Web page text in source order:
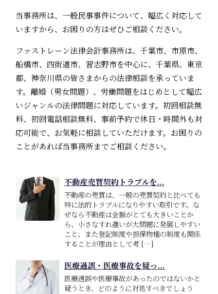
当事務所は、一般民事事件について、幅広く対応して
いますから、お困りの方はぜひご相談ください。
ファストレーン法律会計事務所は、千葉市、市原市、
船橋市、四街道市、習志野市を中心に、千葉県、東京
都、神奈川県の皆さまからの法律相談を承っていま
す。離婚（男女問題）、労働問題をはじめとして幅広
いジャンルの法律問題に対応しています。初回相談無
料、初回電話相談無料、事前予約で休日・時間外も対
応可能で、お気軽に相談していただけます。お困りの
ことがあれば当事務所までご相談ください。
不動産売買契約トラブルを...
不動産の売買は、一般の売買契約と比べても
特に法的トラブルになりやすい取引です。な
ぜなら不動産は金額がとても大きいことか
ら、小さなすれ違いが大問題に発展しやすい
こと、また登記制度や担保物権の制度も関係
することが理由として考 […]
医療過誤・医療事故を疑っ...
医療過誤や医療事故があったのではないかと
疑うとき、どのように対処すべきでしょう